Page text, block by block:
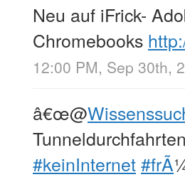
Neu auf iFrick-
Chromebooks
12:00 PM, Sep 30th,
â€œ@
#keinInternet#frÃ